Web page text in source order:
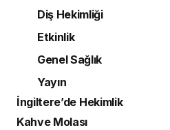
Diş Hekimliği
Etkinlik
Genel Sağlık
Yayın
İngiltere’de Hekimlik
Kahve Molası